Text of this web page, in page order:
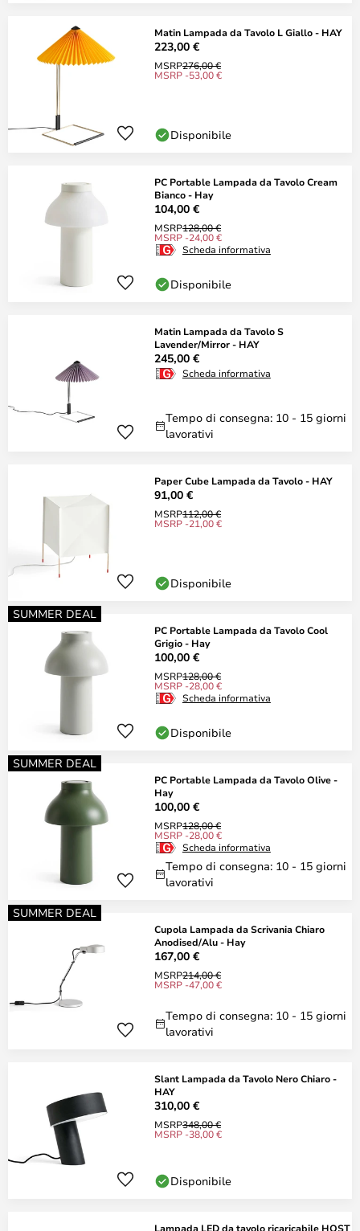
Matin Lampada da Tavolo L Giallo - HAY
223,00 €
MSRP276,00 €
MSRP -53,00 €
Disponibile
PC Portable Lampada da Tavolo Cream
Bianco - Hay
104,00 €
MSRP128,00 €
MSRP -24,00 €
Scheda informativa
Disponibile
Matin Lampada da Tavolo S
Lavender/Mirror - HAY
245,00 €
Scheda informativa
Tempo di consegna: 10 - 15 giorni
lavorativi
Paper Cube Lampada da Tavolo - HAY
91,00 €
MSRP112,00 €
MSRP -21,00 €
Disponibile
SUMMER DEAL
PC Portable Lampada da Tavolo Cool
Grigio - Hay
100,00 €
MSRP128,00 €
MSRP -28,00 €
Scheda informativa
Disponibile
SUMMER DEAL
PC Portable Lampada da Tavolo Olive -
Hay
100,00 €
MSRP128,00 €
MSRP -28,00 €
Scheda informativa
Tempo di consegna: 10 - 15 giorni
lavorativi
SUMMER DEAL
Cupola Lampada da Scrivania Chiaro
Anodised/Alu - Hay
167,00 €
MSRP214,00 €
MSRP -47,00 €
Tempo di consegna: 10 - 15 giorni
lavorativi
Slant Lampada da Tavolo Nero Chiaro -
HAY
310,00 €
MSRP348,00 €
MSRP -38,00 €
Disponibile
Lampada LED da tavolo ricaricabile HOST